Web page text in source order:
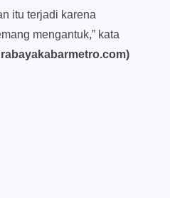
itu terjadi karena
mengantuk,” kata